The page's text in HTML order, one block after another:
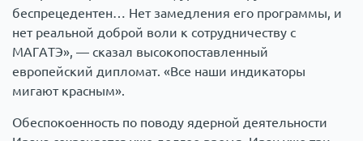
беспрецедентен… Нет замедления его программы, и
нет реальной доброй воли к сотрудничеству с
МАГАТЭ», — сказал высокопоставленный
европейский дипломат. «Все наши индикаторы
мигают красным».
Обеспокоенность по поводу ядерной деятельности